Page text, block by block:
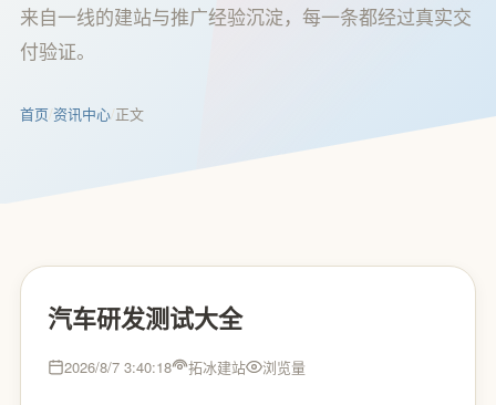
来自一线的建站与推广经验沉淀，每一条都经过真实交
付验证。
首页/资讯中心/正文
汽车研发测试大全
2026/8/7 3:40:18 拓冰建站 浏览量